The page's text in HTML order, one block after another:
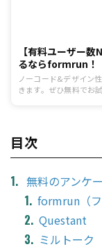
【有料ユーザー
るならformrun！
ノーコード&デザイン
きます。ぜひ無料でお
目次
無料のアンケ
formrun（フ
Questant
ミルトーク